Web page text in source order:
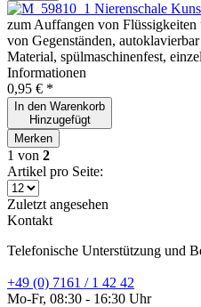
Nierenschale
zum Auffangen von Flüssigkeiten
von Gegenständen,
Material, spülmaschinenfest,
Informationen
0,95 € *
In den Warenkorb
Hinzugefügt
Merken
1 von 2
Artikel pro Seite:
Zuletzt angesehen
Kontakt
Telefonische Unterstützung und
+49 (0) 7161 / 1 42 42
Mo-Fr, 08:30 - 16:30 Uhr